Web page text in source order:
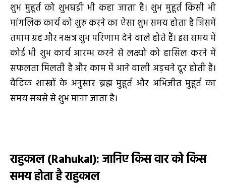
शुभ मुहूर्त को शुभघड़ी भी कहा जाता है। शुभ मुहूर्त किसी भी
मांगलिक कार्य को शुरु करने का ऐसा शुभ समय होता है जिसमें
तमाम ग्रह और नक्षत्र शुभ परिणाम देने वाले होते हैं। इस समय में
कोई भी शुभ कार्य आरम्भ करने से लक्ष्यों को हासिल करने में
सफलता मिलती है और काम में आने वाली अड़चने दूर होती हैं।
वैदिक शास्त्रों के अनुसार ब्रह्म मुहूर्त और अभिजीत मुहूर्त का
समय सबसे से शुभ माना जाता है।
राहुकाल(Rahukal): जानिए किस वार को किस
समय होता है राहुकाल